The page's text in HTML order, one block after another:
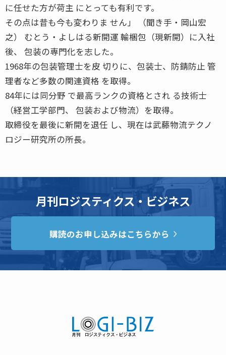
に任せた方が荷主 にとっても有利です。
その点は昔も今も変わりま せん」 （聞き手・岡山宏
之） むとう・よしはる新開運 輸梱包（現新開）に入社
後、 包装の専門化を志した。
1968年の包装管理士を皮 切りに、包装士、防錆防止 管
理者など多数の関連資格 を取得。
84年には同分野 で最高ランクの資格とされ る技術士
（経営工学部門、 包装および物流）を取得。
取締役を最後に新開を退任 し、現在は武藤物流テクノ
ロジー研究所の所長。
月刊ロジスティクス・ビジネス
購読のお申し込みはこちらから